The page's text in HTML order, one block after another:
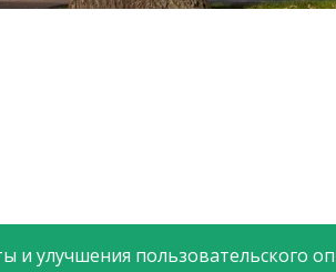
и улучшения пользовательского